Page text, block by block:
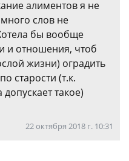
алиментов я не
слов не
бы вообще
и отношения, чтоб
жизни) оградить
старости (т.к.
такое)
22 октября 2018 г. 10:31